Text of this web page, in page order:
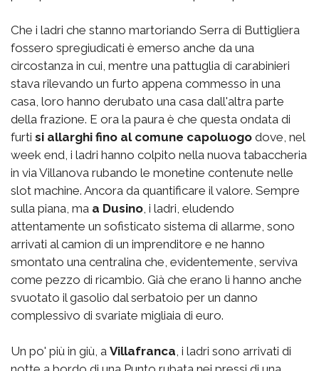
Che i ladri che stanno martoriando Serra di Buttigliera
fossero spregiudicati è emerso anche da una
circostanza in cui, mentre una pattuglia di carabinieri
stava rilevando un furto appena commesso in una
casa, loro hanno derubato una casa dall'altra parte
della frazione. E ora la paura è che questa ondata di
furti si allarghi fino al comune capoluogo dove, nel
week end, i ladri hanno colpito nella nuova tabaccheria
in via Villanova rubando le monetine contenute nelle
slot machine. Ancora da quantificare il valore. Sempre
sulla piana, ma a Dusino, i ladri, eludendo
attentamente un sofisticato sistema di allarme, sono
arrivati al camion di un imprenditore e ne hanno
smontato una centralina che, evidentemente, serviva
come pezzo di ricambio. Già che erano lì hanno anche
svuotato il gasolio dal serbatoio per un danno
complessivo di svariate migliaia di euro.
Un po' più in giù, a Villafranca, i ladri sono arrivati di